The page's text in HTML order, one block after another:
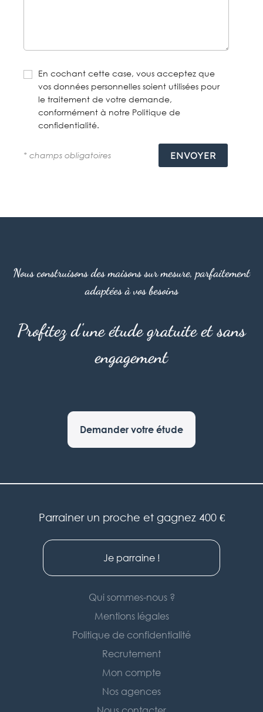
En cochant cette case, vous acceptez que
vos données personnelles soient utilisées pour
le traitement de votre demande,
conformément à notre Politique de
confidentialité.
* champs obligatoires
Nous construisons des maisons sur mesure, parfaitement
adaptées à vos besoins
Profitez d'une étude gratuite et sans
engagement
Demander votre étude
Parrainer un proche et gagnez 400 €
Je parraine !
Qui sommes-nous ?
Mentions légales
Politique de confidentialité
Recrutement
Mon compte
Nos agences